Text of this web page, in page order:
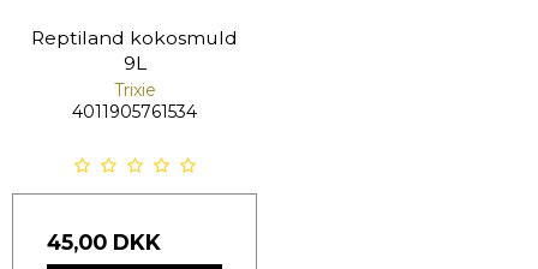
Reptiland kokosmuld
9L
Trixie
4011905761534
45,00 DKK